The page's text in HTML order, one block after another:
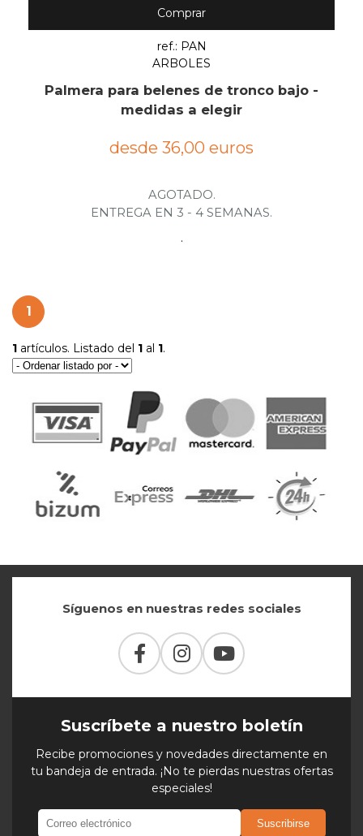
Comprar
ref.: PAN
ARBOLES
Palmera para belenes de tronco bajo -
medidas a elegir
desde 36,00 euros
AGOTADO.
ENTREGA EN 3 - 4 SEMANAS.
.
1
1 artículos. Listado del 1 al 1.
Síguenos en nuestras redes sociales
Suscríbete a nuestro boletín
Recibe promociones y novedades directamente en
tu bandeja de entrada. ¡No te pierdas nuestras ofertas
especiales!
Suscribirse